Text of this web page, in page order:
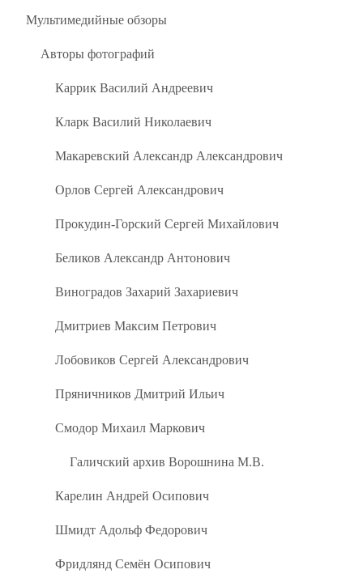
Мультимедийные обзоры
Авторы фотографий
Каррик Василий Андреевич
Кларк Василий Николаевич
Макаревский Александр Александрович
Орлов Сергей Александрович
Прокудин-Горский Сергей Михайлович
Беликов Александр Антонович
Виноградов Захарий Захариевич
Дмитриев Максим Петрович
Лобовиков Сергей Александрович
Пряничников Дмитрий Ильич
Смодор Михаил Маркович
Галичский архив Ворошнина М.В.
Карелин Андрей Осипович
Шмидт Адольф Федорович
Фридлянд Семён Осипович